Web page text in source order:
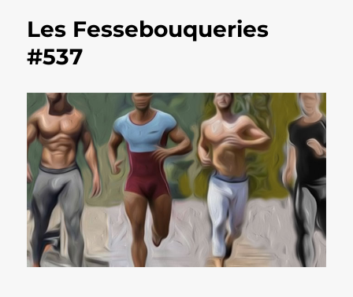
Les Fessebouqueries
#537